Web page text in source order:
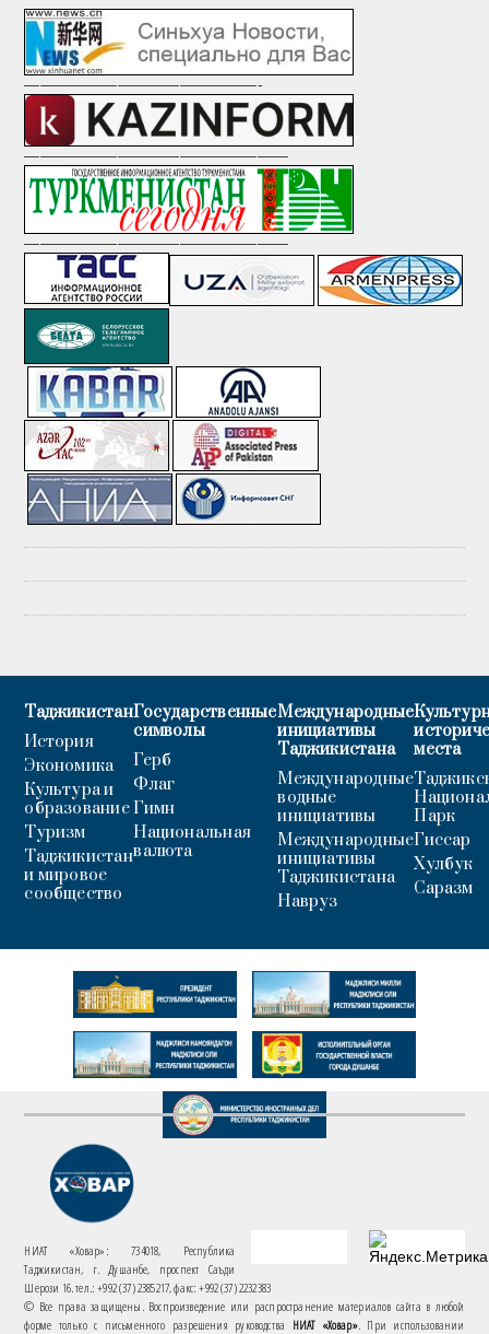
———————————————-
—————————————————
—————————————————
Таджикистан
История
Экономика
Культура и
образование
Туризм
Таджикистан
и мировое
сообщество
Государственные
символы
Герб
Флаг
Гимн
Национальная
валюта
Международные
инициативы
Таджикистана
Международные
водные
инициативы
Международные
инициативы
Таджикистана
Навруз
места
Парк
Гиссар
Хулбук
Саразм
НИАТ «Ховар»: 734018, Республика
Таджикистан, г. Душанбе, проспект Саъди
Шерози 16. тел.: +992 (37) 2385217, факс: +992 (37) 2232383
© Все права защищены. Воспроизведение или распространение материалов сайта в любой
форме только с письменного разрешения руководства НИАТ «Ховар». При использовании